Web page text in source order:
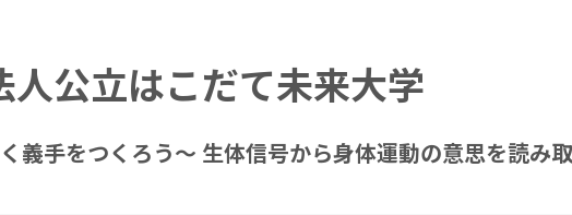
人公立はこだて未来大学
義手をつくろう～ 生体信号から身体運動の意思を読み